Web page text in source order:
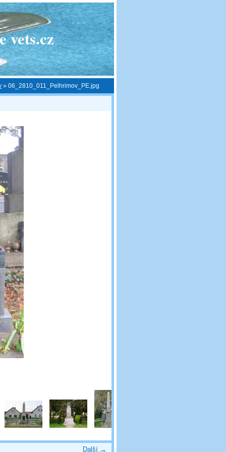
vets.cz
» 06_2810_011_Pelhrimov_PE.jpg
Další →